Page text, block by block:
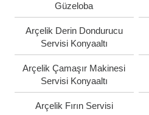
Güzeloba
Arçelik Derin Dondurucu
Servisi Konyaaltı
Arçelik Çamaşır Makinesi
Servisi Konyaaltı
Arçelik Fırın Servisi